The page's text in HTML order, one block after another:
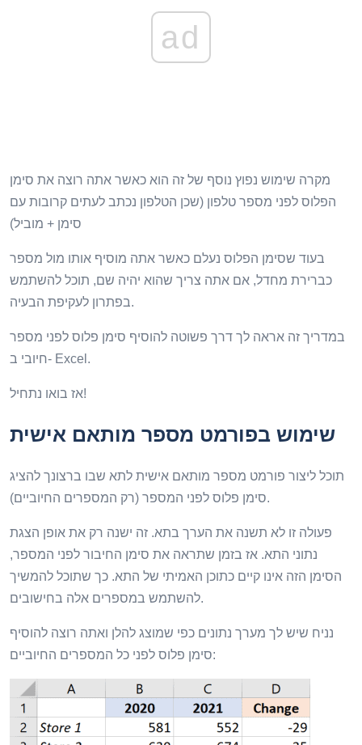
ad
מקרה שימוש נפוץ נוסף של זה הוא כאשר אתה רוצה את סימן
הפלוס לפני מספר טלפון (שכן הטלפון נכתב לעתים קרובות עם
סימן + מוביל)
בעוד שסימן הפלוס נעלם כאשר אתה מוסיף אותו מול מספר
כברירת מחדל, אם אתה צריך שהוא יהיה שם, תוכל להשתמש
בפתרון לעקיפת הבעיה.
במדריך זה אראה לך דרך פשוטה להוסיף סימן פלוס לפני מספר
חיובי ב- Excel.
אז בואו נתחיל!
שימוש בפורמט מספר מותאם אישית
תוכל ליצור פורמט מספר מותאם אישית לתא שבו ברצונך להציג
סימן פלוס לפני המספר (רק המספרים החיוביים).
פעולה זו לא תשנה את הערך בתא. זה ישנה רק את אופן הצגת
נתוני התא. אז בזמן שתראה את סימן החיבור לפני המספר,
הסימן הזה אינו קיים כתוכן האמיתי של התא. כך שתוכל להמשיך
להשתמש במספרים אלה בחישובים.
נניח שיש לך מערך נתונים כפי שמוצג להלן ואתה רוצה להוסיף
סימן פלוס לפני כל המספרים החיוביים: